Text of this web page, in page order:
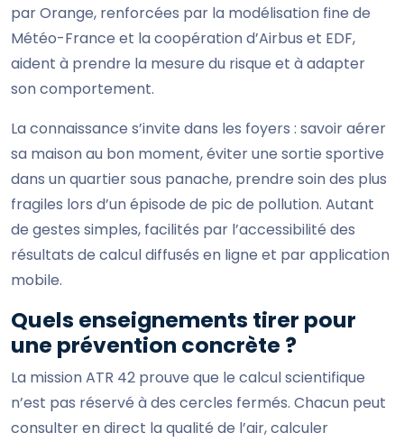
par Orange, renforcées par la modélisation fine de
Météo-France et la coopération d’Airbus et EDF,
aident à prendre la mesure du risque et à adapter
son comportement.
La connaissance s’invite dans les foyers : savoir aérer
sa maison au bon moment, éviter une sortie sportive
dans un quartier sous panache, prendre soin des plus
fragiles lors d’un épisode de pic de pollution. Autant
de gestes simples, facilités par l’accessibilité des
résultats de calcul diffusés en ligne et par application
mobile.
Quels enseignements tirer pour
une prévention concrète ?
La mission ATR 42 prouve que le calcul scientifique
n’est pas réservé à des cercles fermés. Chacun peut
consulter en direct la qualité de l’air, calculer